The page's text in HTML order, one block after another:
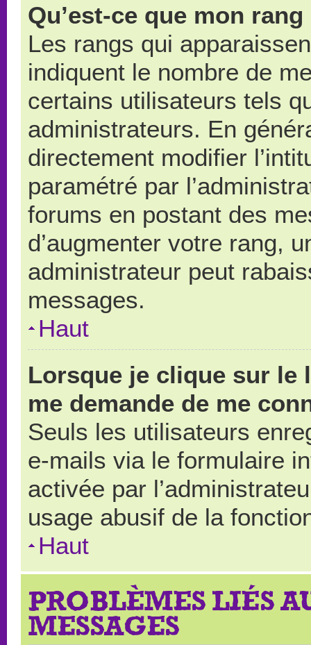
Qu’est-ce que mon
Les rangs qui
indiquent le nombre de
certains utilisateurs tels
administrateurs. En
directement modifier
paramétré par
forums en postant des
d’augmenter votre rang,
administrateur peut
messages.
Haut
Lorsque je clique sur le
me demande de me
Seuls les utilisateurs
e-mails via le formulaire
activée par
usage abusif de la
Haut
PROBLÈMES LIÉS
MESSAGES